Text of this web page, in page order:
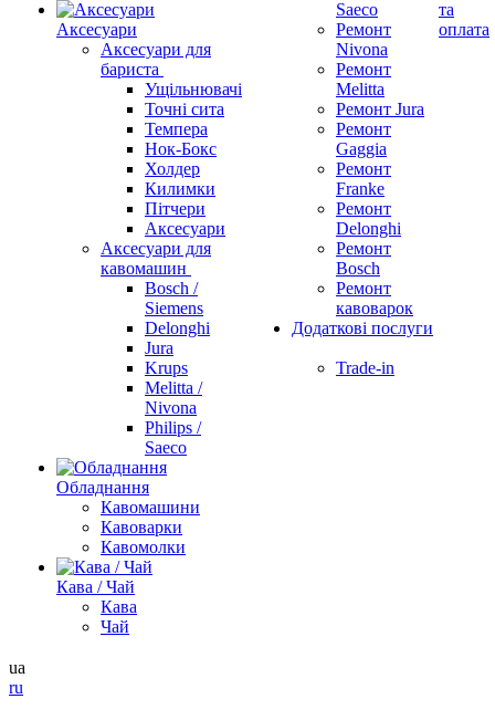
Аксесуари
Аксесуари для
бариста
Ущільнювачі
Точні сита
Темпера
Нок-Бокс
Холдер
Килимки
Пітчери
Аксесуари
Аксесуари для
кавомашин
Bosch /
Siemens
Delonghi
Jura
Krups
Melitta /
Nivona
Philips /
Saeco
Обладнання
Кавомашини
Кавоварки
Кавомолки
Кава / Чай
Кава
Чай
Saeco
Ремонт
Nivona
Ремонт
Melitta
Ремонт Jura
Ремонт
Gaggia
Ремонт
Franke
Ремонт
Delonghi
Ремонт
Bosch
Ремонт
кавоварок
Додаткові послуги
Trade-in
та
оплата
ua
ru